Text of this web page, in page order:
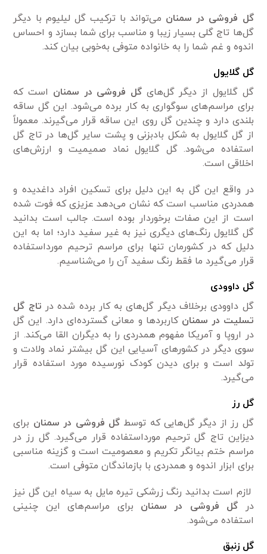
گل فروشی در سمنان می‌تواند با ترکیب گل لیلیوم با دیگر
گل‌ها تاج گلی بسیار زیبا و مناسب برای شما بسازد و احساس
اندوه و غم شما را به خانواده متوفی به‌خوبی بیان کند.
گل گلایول
گل گلایول از دیگر گل‌های گل فروشی در سمنان است که
برای مراسم‌های سوگواری به کار برده می‌شود. این گل ساقه
بلندی دارد و چندین گل روی این ساقه قرار می‌گیرند. معمولاً
از گل گلایول به شکل بادبزنی و پشت سایر گل‌ها در تاج گل
استفاده می‌شود. گل گلایول نماد صمیمیت و ارزش‌های
اخلاقی است.
در واقع این گل به این دلیل برای تسکین افراد داغدیده و
همدردی مناسب است که نشان می‌دهد عزیزی که فوت شده
است از این صفات برخوردار بوده است. جالب است بدانید
گل گلایول رنگ‌های دیگری نیز به غیر سفید دارد؛ اما به این
دلیل که در کشورمان تنها برای مراسم ترحیم مورداستفاده
قرار می‌گیرد ما فقط رنگ سفید آن را می‌شناسیم.
گل داوودی
گل داوودی برخلاف دیگر گل‌های به کار برده شده در تاج گل
تسلیت در سمنان کاربرد‌ها و معانی گسترده‌ای دارد. این گل
در اروپا و آمریکا مفهوم همدردی را به دیگران القا می‌کند. از
سوی دیگر در کشور‌های آسیایی این گل بیشتر نماد ولادت و
تولد است و برای دیدن کودک نورسیده مورد استفاده قرار
می‌گیرد.
گل رز
گل رز از دیگر گل‌هایی که توسطگل فروشی در سمنان برای
دیزاین تاج گل ترحیم مورداستفاده قرار می‌گیرد. گل رز در
مراسم ختم بیانگر تکریم و معصومیت است و گزینه مناسبی
برای ابزار اندوه و همدردی با بازماندگان متوفی است.
لازم است بدانید رنگ زرشکی تیره مایل به سیاه این گل نیز
در گل فروشی در سمنان برای مراسم‌های این چنینی
استفاده می‌شود.
گل زنبق